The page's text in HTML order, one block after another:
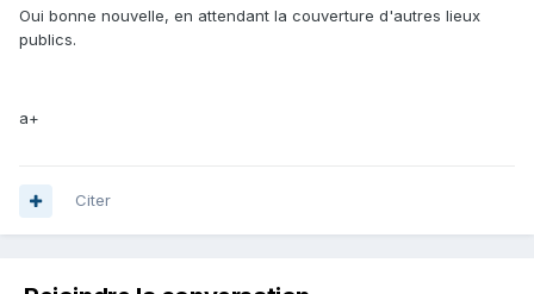
Oui bonne nouvelle, en attendant la couverture d'autres lieux
publics.
a+
Citer